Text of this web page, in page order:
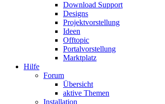
Download Support
Designs
Projektvorstellung
Ideen
Offtopic
Portalvorstellung
Marktplatz
Hilfe
Forum
Übersicht
aktive Themen
Installation